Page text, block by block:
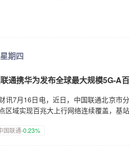
期四
通携华为发布全球最大规模5G-A
讯7月16日电，近日，中国联通北京市
区域实现百兆大上行网络连续覆盖，基
国联通-0.23%